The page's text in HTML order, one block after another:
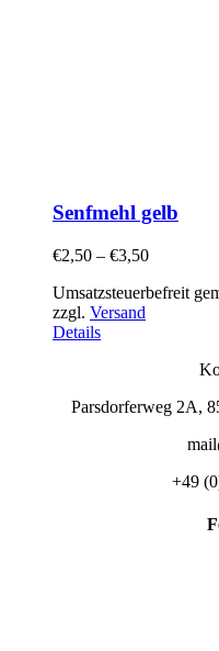
Senfmehl gelb
€2,50 – €3,50
Umsatzsteuerbefreit
zzgl. Versand
Details
Parsdorferweg 2A,
+49